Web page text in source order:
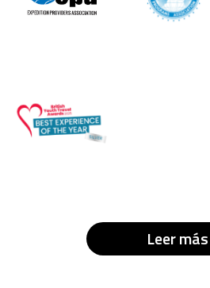
Leer más